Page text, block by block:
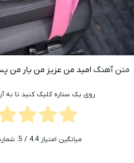
متن آهنگ امید من عزیز من یار من
روی یک ستاره کلیک کنید تا به
میانگین امتیاز 4.4 / 5. شمارش آرا: